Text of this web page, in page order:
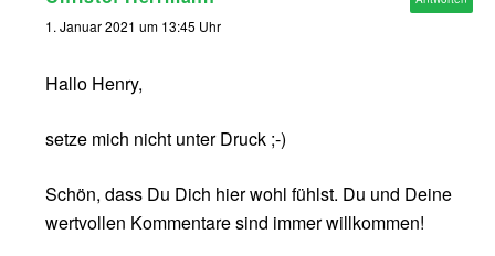
1. Januar 2021 um 13:45 Uhr
Hallo Henry,
setze mich nicht unter Druck ;-)
Schön, dass Du Dich hier wohl fühlst. Du und Deine
wertvollen Kommentare sind immer willkommen!